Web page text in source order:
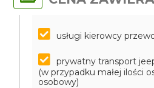
usługi kierowcy
prywatny transport
(w przypadku małej ilości
osobowy)